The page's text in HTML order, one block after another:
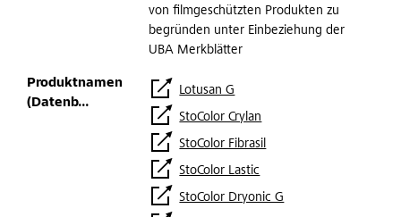
von filmgeschützten Produkten zu
begründen unter Einbeziehung der
UBA Merkblätter
Lotusan G
StoColor Crylan
StoColor Fibrasil
StoColor Lastic
StoColor Dryonic G